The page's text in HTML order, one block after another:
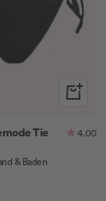
Tie
4.00
& Baden